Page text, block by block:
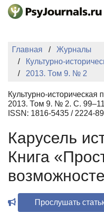
Перейти к основному
Регистрация
Главная
Журналы
Культурно-
2013. Том 9. № 2
Культурно-историческая
2013. Том 9. № 2. С.
ISSN: 1816-5435 / 2224-
Карусель
Книга
Прослушать